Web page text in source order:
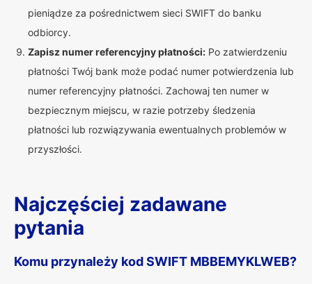
pieniądze za pośrednictwem sieci SWIFT do banku
odbiorcy.
Zapisz numer referencyjny płatności: Po zatwierdzeniu
płatności Twój bank może podać numer potwierdzenia lub
numer referencyjny płatności. Zachowaj ten numer w
bezpiecznym miejscu, w razie potrzeby śledzenia
płatności lub rozwiązywania ewentualnych problemów w
przyszłości.
Najczęściej zadawane
pytania
Komu przynależy kod SWIFT MBBEMYKLWEB?